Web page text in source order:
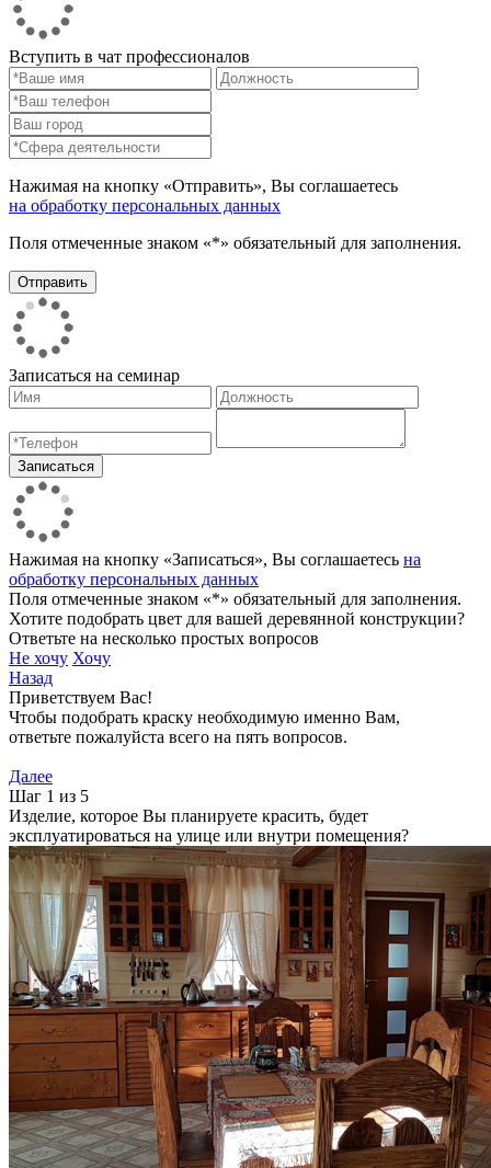
Вступить в чат профессионалов
Нажимая на кнопку «Отправить», Вы соглашаетесь
на обработку персональных данных
Поля отмеченные знаком «*» обязательный для заполнения.
Записаться на семинар
Нажимая на кнопку «Записаться», Вы соглашаетесь на
обработку персональных данных
Поля отмеченные знаком «*» обязательный для заполнения.
Хотите подобрать цвет для вашей деревянной конструкции?
Ответьте на несколько простых вопросов
Не хочу Хочу
Назад
Приветствуем Вас!
Чтобы подобрать краску необходимую именно Вам,
ответьте пожалуйста всего на пять вопросов.
Далее
Шаг 1 из 5
Изделие, которое Вы планируете красить, будет
эксплуатироваться на улице или внутри помещения?